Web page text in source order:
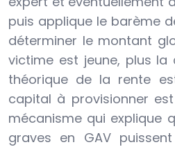
puis applique le barème
déterminer le montant
victime est jeune, plus la
théorique de la rente
capital à provisionner
mécanisme qui explique
graves en GAV